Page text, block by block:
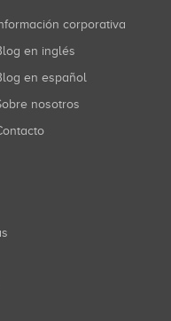
corporativa
Blog en inglés
Blog en español
Sobre nosotros
Contacto